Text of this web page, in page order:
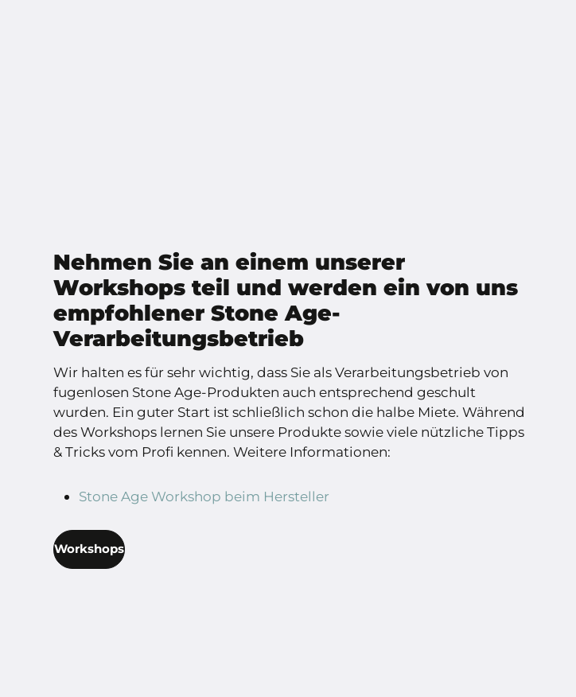
Nehmen Sie an einem unserer
Workshops teil und werden ein von uns
empfohlener Stone Age-
Verarbeitungsbetrieb
Wir halten es für sehr wichtig, dass Sie als Verarbeitungsbetrieb von
fugenlosen Stone Age-Produkten auch entsprechend geschult
wurden. Ein guter Start ist schließlich schon die halbe Miete. Während
des Workshops lernen Sie unsere Produkte sowie viele nützliche Tipps
& Tricks vom Profi kennen. Weitere Informationen:
Stone Age Workshop beim Hersteller
Workshops